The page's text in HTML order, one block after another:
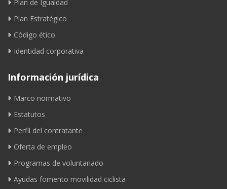
Plan de Igualdad
Plan Estratégico
Código ético
Identidad corporativa
Información jurídica
Marco normativo
Estatutos
Perfil del contratante
Oferta de empleo
Programas de voluntariado
Ayudas fomento movilidad ciclista